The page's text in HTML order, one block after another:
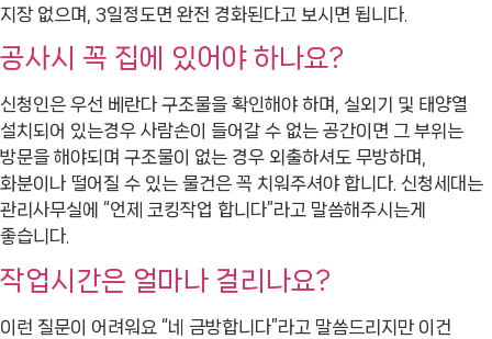
지장 없으며, 3일정도면 완전 경화된다고 보시면 됩니다.
공사시 꼭 집에 있어야 하나요?
신청인은 우선 베란다 구조물을 확인해야 하며, 실외기 및 태양열
설치되어 있는경우 사람손이 들어갈 수 없는 공간이면 그 부위는
방문을 해야되며 구조물이 없는 경우 외출하셔도 무방하며,
화분이나 떨어질 수 있는 물건은 꼭 치워주셔야 합니다. 신청세대는
관리사무실에 “언제 코킹작업 합니다”라고 말씀해주시는게
좋습니다.
작업시간은 얼마나 걸리나요?
이런 질문이 어려워요 “네 금방합니다”라고 말씀드리지만 이건